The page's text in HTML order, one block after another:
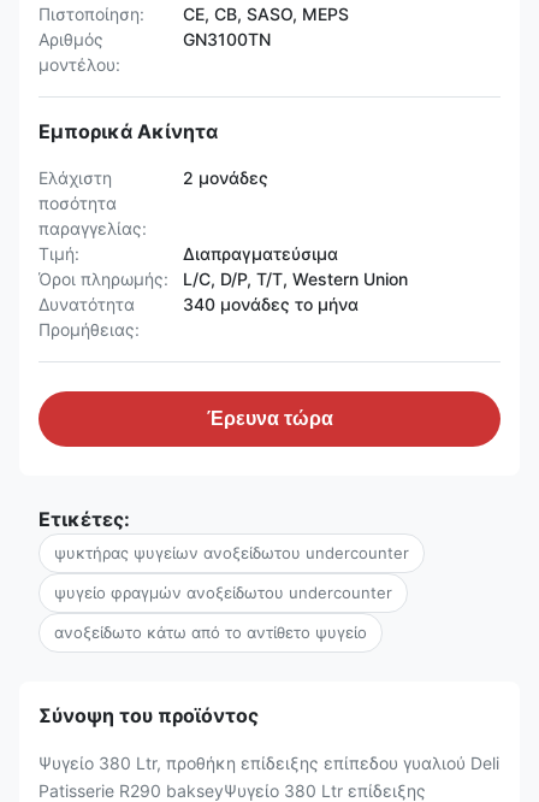
Πιστοποίηση:
CE, CB, SASO, MEPS
Αριθμός
μοντέλου:
GN3100TN
Εμπορικά Ακίνητα
Ελάχιστη
ποσότητα
παραγγελίας:
2 μονάδες
Τιμή:
Διαπραγματεύσιμα
Όροι πληρωμής:
L/C, D/P, T/T, Western Union
Δυνατότητα
Προμήθειας:
340 μονάδες το μήνα
Έρευνα τώρα
Ετικέτες:
ψυκτήρας ψυγείων ανοξείδωτου undercounter
ψυγείο φραγμών ανοξείδωτου undercounter
ανοξείδωτο κάτω από το αντίθετο ψυγείο
Σύνοψη του προϊόντος
Ψυγείο 380 Ltr, προθήκη επίδειξης επίπεδου γυαλιού Deli
Patisserie R290 bakseyΨυγείο 380 Ltr επίδειξης